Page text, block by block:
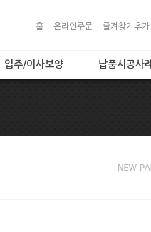
홈 온라인주문 즐겨찾기추가
입주/이사보양 납품시공사례